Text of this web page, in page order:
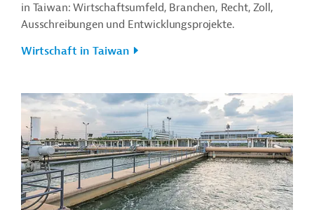
in Taiwan: Wirtschaftsumfeld, Branchen, Recht, Zoll,
Ausschreibungen und Entwicklungsprojekte.
Wirtschaft in Taiwan